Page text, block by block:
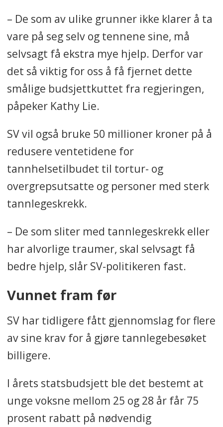
– De som av ulike grunner ikke klarer å ta
vare på seg selv og tennene sine, må
selvsagt få ekstra mye hjelp. Derfor var
det så viktig for oss å få fjernet dette
smålige budsjettkuttet fra regjeringen,
påpeker Kathy Lie.
SV vil også bruke 50 millioner kroner på å
redusere ventetidene for
tannhelsetilbudet til tortur- og
overgrepsutsatte og personer med sterk
tannlegeskrekk.
– De som sliter med tannlegeskrekk eller
har alvorlige traumer, skal selvsagt få
bedre hjelp, slår SV-politikeren fast.
Vunnet fram før
SV har tidligere fått gjennomslag for flere
av sine krav for å gjøre tannlegebesøket
billigere.
I årets statsbudsjett ble det bestemt at
unge voksne mellom 25 og 28 år får 75
prosent rabatt på nødvendig